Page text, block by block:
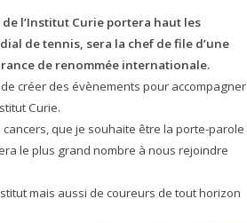
l’Institut Curie portera haut les
de tennis, sera la chef de file d’une
de renommée internationale.
créer des évènements pour accompagner
Curie.
cancers, que je souhaite être la porte-parole
le plus grand nombre à nous rejoindre
mais aussi de coureurs de tout horizon